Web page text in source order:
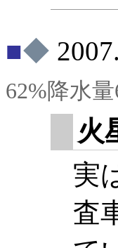
◆
62%降水量
火
実
査